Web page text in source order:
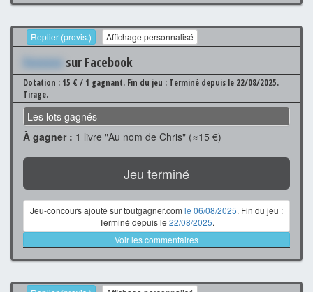
Replier (provis.) Affichage personnalisé
Xxxxxxx sur Facebook
Dotation : 15 € / 1 gagnant. Fin du jeu : Terminé depuis le 22/08/2025.
Tirage.
Les lots gagnés
À gagner : 1 livre "Au nom de Chris" (≈15 €)
Jeu terminé
Jeu-concours ajouté sur toutgagner.com le 06/08/2025. Fin du jeu :
Terminé depuis le 22/08/2025.
Voir les commentaires